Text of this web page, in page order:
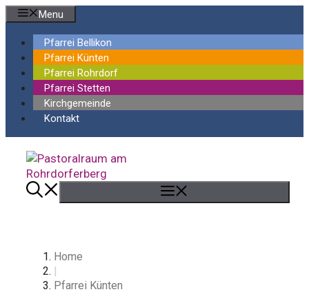
Springe
Inhalt
Menu
Pfarrei Bellikon
Pfarrei Künten
Pfarrei Rohrdorf
Pfarrei Stetten
Kirchgemeinde
Kontakt
Home
|
Pfarrei Künten